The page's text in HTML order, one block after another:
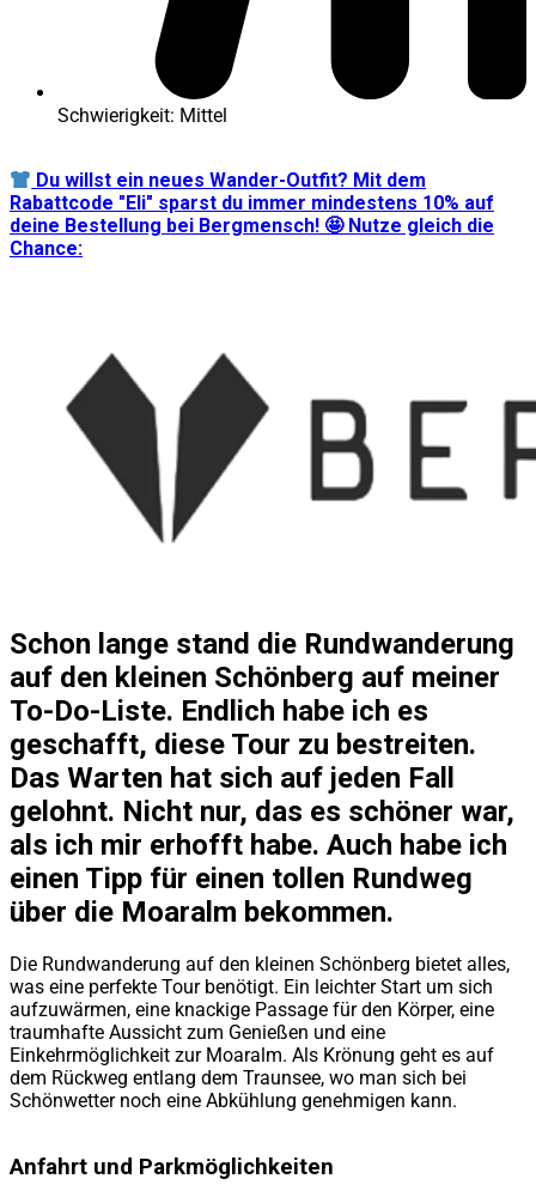
Schwierigkeit: Mittel
Du willst ein neues Wander-Outfit? Mit dem
Rabattcode "Eli" sparst du immer mindestens 10% auf
deine Bestellung bei Bergmensch! 🤩 Nutze gleich die
Chance:
Schon lange stand die Rundwanderung
auf den kleinen Schönberg auf meiner
To-Do-Liste. Endlich habe ich es
geschafft, diese Tour zu bestreiten.
Das Warten hat sich auf jeden Fall
gelohnt. Nicht nur, das es schöner war,
als ich mir erhofft habe. Auch habe ich
einen Tipp für einen tollen Rundweg
über die Moaralm bekommen.
Die Rundwanderung auf den kleinen Schönberg bietet alles,
was eine perfekte Tour benötigt. Ein leichter Start um sich
aufzuwärmen, eine knackige Passage für den Körper, eine
traumhafte Aussicht zum Genießen und eine
Einkehrmöglichkeit zur Moaralm. Als Krönung geht es auf
dem Rückweg entlang dem Traunsee, wo man sich bei
Schönwetter noch eine Abkühlung genehmigen kann.
Anfahrt und Parkmöglichkeiten